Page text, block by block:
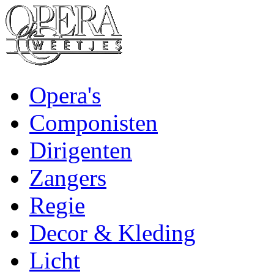
Opera's
Componisten
Dirigenten
Zangers
Regie
Decor & Kleding
Licht